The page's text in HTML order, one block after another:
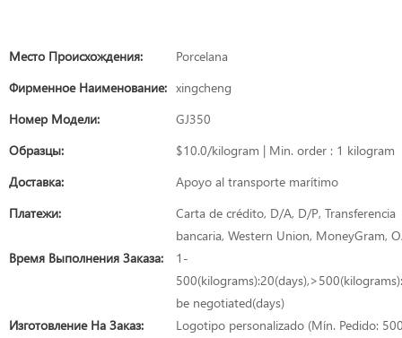
Место Происхождения:
Porcelana
Фирменное Наименование: xingcheng
Номер Модели:
GJ350
Образцы:
$10.0/kilogram | Min. order : 1 kilogram
Доставка:
Apoyo al transporte marítimo
Платежи:
Carta de crédito, D/A, D/P, Transferencia
bancaria, Western Union, MoneyGram,
Время Выполнения Заказа:
1-
be negotiated(days)
Изготовление На Заказ:
Logotipo personalizado (Mín. Pedido: